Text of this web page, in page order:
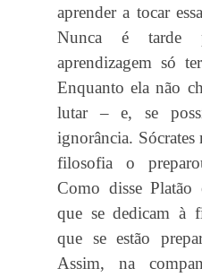
aprender a tocar
Nunca é tarde
aprendizagem só
Enquanto ela não
lutar – e, se
ignorância. Sócrates
filosofia o
Como disse Platão
que se dedicam à
que se estão
Assim, na